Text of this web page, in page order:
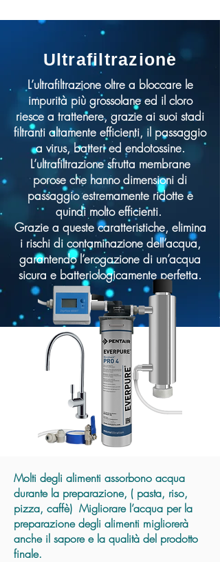
Ultrafiltrazione
L’ultrafiltrazione oltre a bloccare le
impurità più grossolane ed il cloro
riesce a trattenere, grazie ai suoi stadi
filtranti altamente efficienti, il passaggio
a virus, batteri ed endotossine.
L’ultrafiltrazione sfrutta membrane
porose che hanno dimensioni di
passaggio estremamente ridotte e
quindi molto efficienti.
Grazie a queste caratteristiche, elimina
i rischi di contaminazione dell’acqua,
garantendo l’erogazione di un’acqua
sicura e batteriologicamente perfetta.
Molti degli alimenti assorbono acqua
durante la preparazione, ( pasta, riso,
pizza, caffè) Migliorare l’acqua per la
preparazione degli alimenti migliorerà
anche il sapore e la qualità del prodotto
finale.